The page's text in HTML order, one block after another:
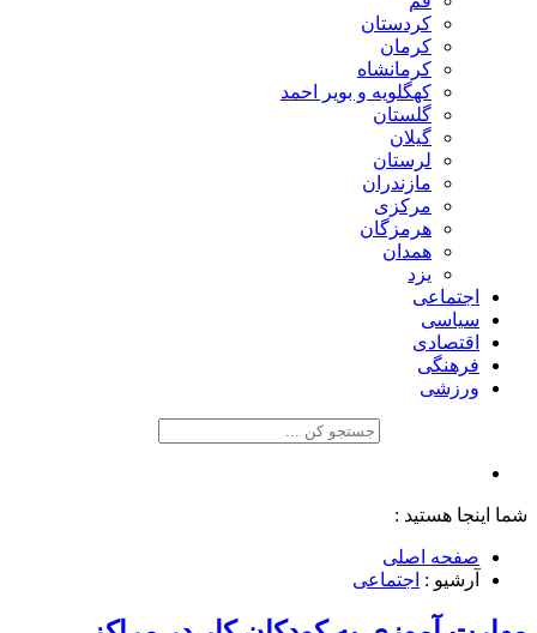
کردستان
کرمان
کرمانشاه
کهگلویه و بویر احمد
گلستان
گیلان
لرستان
مازندران
مرکزی
هرمزگان
همدان
یزد
اجتماعی
سیاسی
اقتصادی
فرهنگی
ورزشی
شما اینجا هستید :
صفحه اصلی
آرشیو : اجتماعی